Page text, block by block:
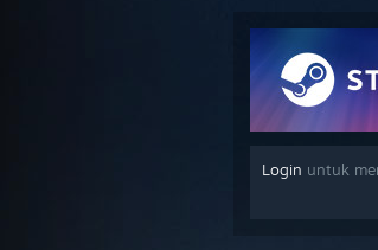
Login untuk